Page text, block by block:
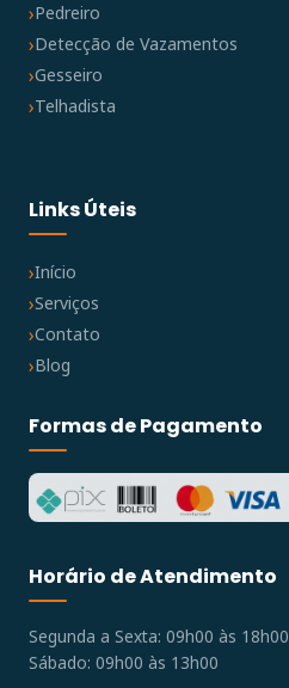
Pedreiro
Detecção de Vazamentos
Gesseiro
Telhadista
Links Úteis
Início
Serviços
Contato
Blog
Formas de Pagamento
Horário de Atendimento
Segunda a Sexta: 09h00 às 18h00
Sábado: 09h00 às 13h00